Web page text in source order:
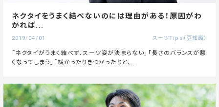
ネクタイをうまく結べないのには理由がある！原因がわ
かれば...
2019/04/01 スーツTips（豆知識）
「ネクタイがうまく結べず、スーツ姿が決まらない」「長さのバランスが悪
くなってしまう」「緩かったりきつかったりと、...